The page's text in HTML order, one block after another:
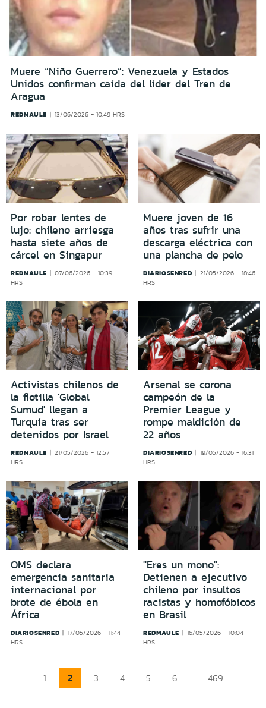
Muere “Niño Guerrero”: Venezuela y Estados
Unidos confirman caída del líder del Tren de
Aragua
REDMAULE 13/06/2026 - 10:49 HRS
Por robar lentes de
lujo: chileno arriesga
hasta siete años de
cárcel en Singapur
REDMAULE
07/06/2026 - 10:39
HRS
Muere joven de 16
años tras sufrir una
descarga eléctrica con
una plancha de pelo
DIARIOSENRED
21/05/2026 - 18:46
HRS
Activistas chilenos de
la flotilla 'Global
Sumud' llegan a
Turquía tras ser
detenidos por Israel
REDMAULE
21/05/2026 - 12:57
HRS
Arsenal se corona
campeón de la
Premier League y
rompe maldición de
22 años
DIARIOSENRED
19/05/2026 - 16:31
HRS
OMS declara
emergencia sanitaria
internacional por
brote de ébola en
África
DIARIOSENRED
17/05/2026 - 11:44
HRS
''Eres un mono'':
Detienen a ejecutivo
chileno por insultos
racistas y homofóbicos
en Brasil
REDMAULE
16/05/2026 - 10:04
HRS
1 2 3 4 5 6 ... 469